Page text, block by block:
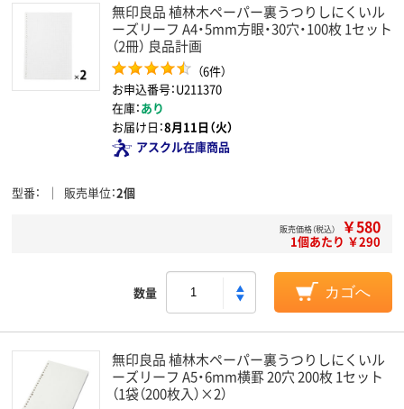
無印良品 植林木ペーパー裏うつりしにくいル
ーズリーフ A4・5mm方眼・30穴・100枚 1セット
（2冊） 良品計画
（6件）
お申込番号：U211370
在庫：あり
お届け日：8月11日（火）
アスクル在庫商品
型番 販売単位 2個
販売価格（税込） ￥580
1個あたり ￥290
数量 カゴへ
無印良品 植林木ペーパー裏うつりしにくいル
ーズリーフ A5・6mm横罫 20穴 200枚 1セット
（1袋（200枚入）×2）